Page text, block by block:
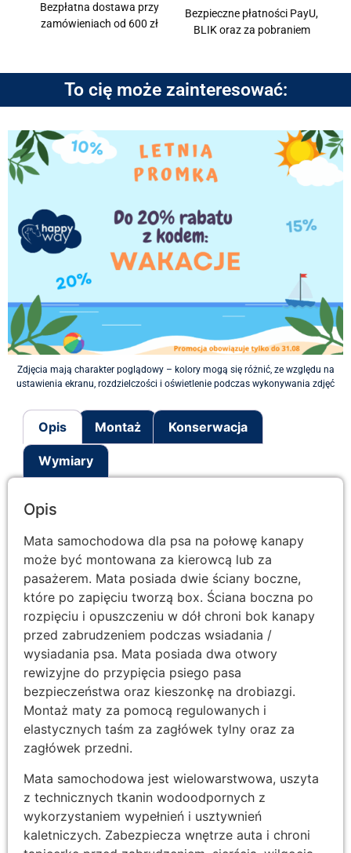
Bezpłatna dostawa przy
zamówieniach od 600 zł
Bezpieczne płatności PayU,
BLIK oraz za pobraniem
To cię może zainteresować:
Zdjęcia mają charakter poglądowy – kolory mogą się różnić, ze względu na
ustawienia ekranu, rozdzielczości i oświetlenie podczas wykonywania zdjęć
Opis Montaż Konserwacja
Wymiary
Opis
Mata samochodowa dla psa na połowę kanapy
może być montowana za kierowcą lub za
pasażerem. Mata posiada dwie ściany boczne,
które po zapięciu tworzą box. Ściana boczna po
rozpięciu i opuszczeniu w dół chroni bok kanapy
przed zabrudzeniem podczas wsiadania /
wysiadania psa. Mata posiada dwa otwory
rewizyjne do przypięcia psiego pasa
bezpieczeństwa oraz kieszonkę na drobiazgi.
Montaż maty za pomocą regulowanych i
elastycznych taśm za zagłówek tylny oraz za
zagłówek przedni.
Mata samochodowa jest wielowarstwowa, uszyta
z technicznych tkanin wodoodpornych z
wykorzystaniem wypełnień i usztywnień
kaletniczych. Zabezpiecza wnętrze auta i chroni